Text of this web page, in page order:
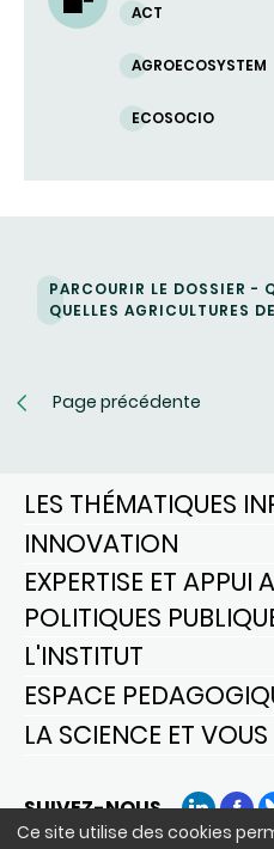
Ce site utilise des cookies
ACT
AGROECOSYSTEM
ECOSOCIO
PARCOURIR LE DOSSIER -
QUELLES AGRICULTURES
Page précédente
LES THÉMATIQUES
INNOVATION
EXPERTISE ET APPUI
POLITIQUES
L'INSTITUT
ESPACE
LA SCIENCE ET VOUS
SUIVEZ-NOUS
LinkedIn